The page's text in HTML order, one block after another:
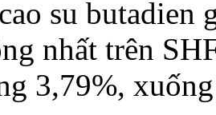
su butadien
nhất trên
3,79%,